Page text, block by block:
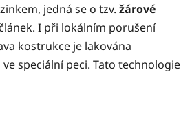
jedná se o tzv. žárové
I při lokálním porušení
kostrukce je lakována
speciální peci. Tato technologie